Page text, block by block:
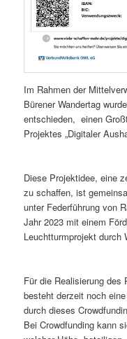
Im Rahmen der
Bürener Wandertag
entschieden, einen
Projektes „Digitaler
Diese Projektidee, eine
zu schaffen, ist
unter Federführung von
Jahr 2023 mit einem
Leuchtturmprojekt durch
Für die Realisierung
besteht derzeit noch
durch dieses
Bei Crowdfunding kann